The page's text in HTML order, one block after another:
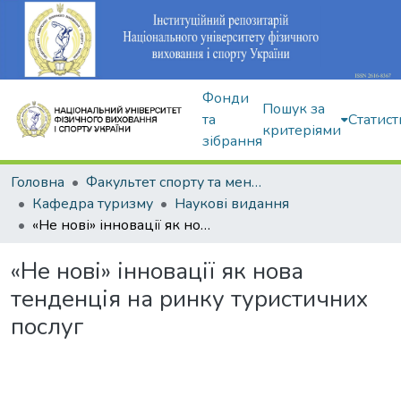
Фонди
та
зібрання
Пошук за
критеріями
Головна
Факультет спорту та менеджменту
Кафедра туризму
Наукові видання
«Не нові» інновації як нова тенденція на ринку туристичних послуг
«Не нові» інновації як нова
тенденція на ринку туристичних
послуг